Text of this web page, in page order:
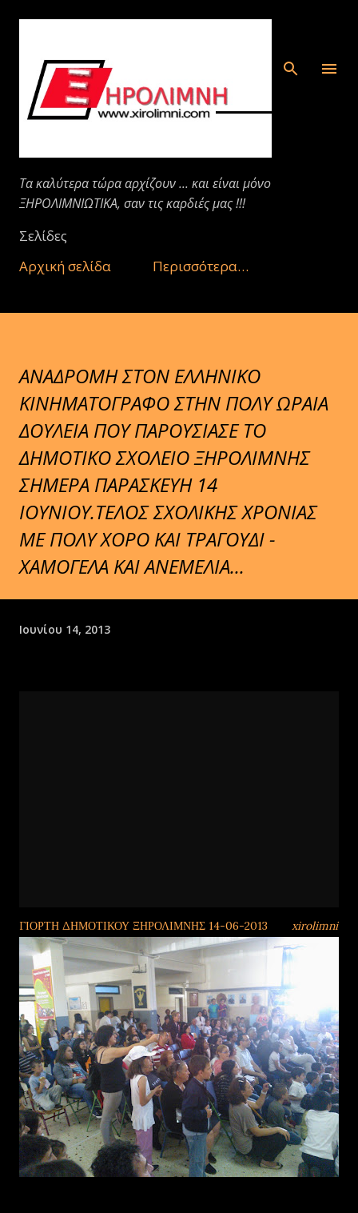
Μετάβαση στο κύριο περιεχόμενο
Τα καλύτερα τώρα αρχίζουν ... και είναι μόνο
ΞΗΡΟΛΙΜΝΙΩΤΙΚΑ, σαν τις καρδιές μας !!!
Σελίδες
Αρχική σελίδα
Περισσότερα…
ΑΝΑΔΡΟΜΗ ΣΤΟΝ ΕΛΛΗΝΙΚΟ
ΚΙΝΗΜΑΤΟΓΡΑΦΟ ΣΤΗΝ ΠΟΛΥ ΩΡΑΙΑ
ΔΟΥΛΕΙΑ ΠΟΥ ΠΑΡΟΥΣΙΑΣΕ ΤΟ
ΔΗΜΟΤΙΚΟ ΣΧΟΛΕΙΟ ΞΗΡΟΛΙΜΝΗΣ
ΣΗΜΕΡΑ ΠΑΡΑΣΚΕΥΗ 14
ΙΟΥΝΙΟΥ.ΤΕΛΟΣ ΣΧΟΛΙΚΗΣ ΧΡΟΝΙΑΣ
ΜΕ ΠΟΛΥ ΧΟΡΟ ΚΑΙ ΤΡΑΓΟΥΔΙ -
ΧΑΜΟΓΕΛΑ ΚΑΙ ΑΝΕΜΕΛΙΑ...
Ιουνίου 14, 2013
ΓΙΟΡΤΗ ΔΗΜΟΤΙΚΟΥ ΞΗΡΟΛΙΜΝΗΣ 14-06-2013 xirolimni